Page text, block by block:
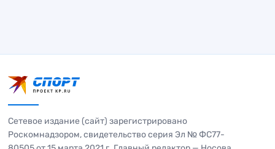
Сетевое издание (сайт) зарегистрировано
Роскомнадзором, свидетельство серия Эл № ФС77-